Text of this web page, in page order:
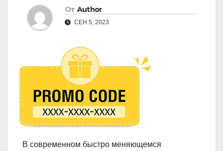
От Author
СЕН 5, 2023
В современном быстро меняющемся